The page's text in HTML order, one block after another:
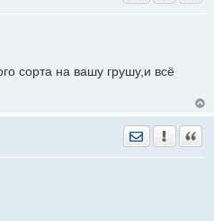
сорта на вашу грушу,и всё
Отправить